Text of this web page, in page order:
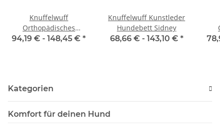
Knuffelwuff
Orthopädisches
Hundebett Marrakesch
94,19 € - 148,45 € *
Knuffelwuff Kunstleder
Hundebett Sidney
68,66 € - 143,10 € *
Kategorien
Komfort für deinen Hund